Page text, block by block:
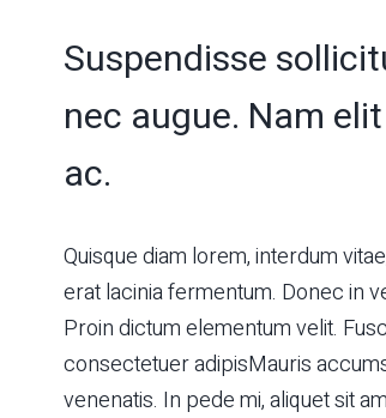
Suspendisse
nec augue. Nam
ac.
Quisque diam lorem, interdum
erat lacinia fermentum. Donec in
Proin dictum elementum velit.
consectetuer adipisMauris
venenatis. In pede mi, aliquet sit